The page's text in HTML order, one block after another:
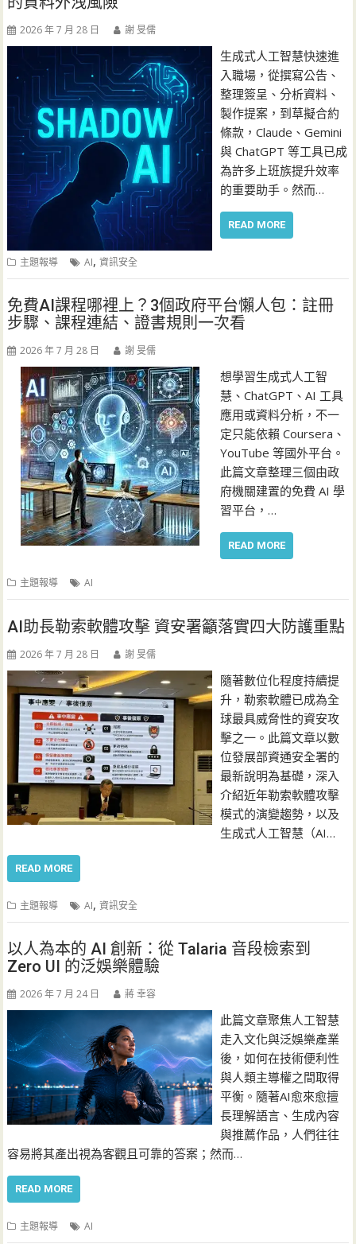
2026 年 7 月 28 日 謝 旻儒
生成式人工智慧快速進
入職場，從撰寫公告、
整理簽呈、分析資料、
製作提案，到草擬合約
條款，Claude、Gemini
與 ChatGPT 等工具已成
為許多上班族提升效率
的重要助手。然而…
READ MORE
主題報導 AI,資訊安全
免費AI課程哪裡上？3個政府平台懶人包：註冊
步驟、課程連結、證書規則一次看
2026 年 7 月 28 日 謝 旻儒
想學習生成式人工智
慧、ChatGPT、AI 工具
應用或資料分析，不一
定只能依賴 Coursera、
YouTube 等國外平台。
此篇文章整理三個由政
府機關建置的免費 AI 學
習平台，…
READ MORE
主題報導 AI
AI助長勒索軟體攻擊 資安署籲落實四大防護重點
2026 年 7 月 28 日 謝 旻儒
隨著數位化程度持續提
升，勒索軟體已成為全
球最具威脅性的資安攻
擊之一。此篇文章以數
位發展部資通安全署的
最新說明為基礎，深入
介紹近年勒索軟體攻擊
模式的演變趨勢，以及
生成式人工智慧（AI…
READ MORE
主題報導 AI,資訊安全
以人為本的 AI 創新：從 Talaria 音段檢索到
Zero UI 的泛娛樂體驗
2026 年 7 月 24 日 蔣 幸容
此篇文章聚焦人工智慧
走入文化與泛娛樂產業
後，如何在技術便利性
與人類主導權之間取得
平衡。隨著AI愈來愈擅
長理解語言、生成內容
與推薦作品，人們往往
容易將其產出視為客觀且可靠的答案；然而…
READ MORE
主題報導 AI